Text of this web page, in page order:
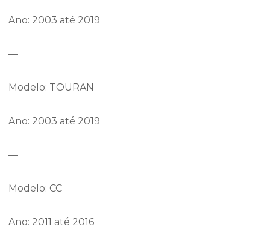
Ano: 2003 até 2019
—
Modelo: TOURAN
Ano: 2003 até 2019
—
Modelo: CC
Ano: 2011 até 2016